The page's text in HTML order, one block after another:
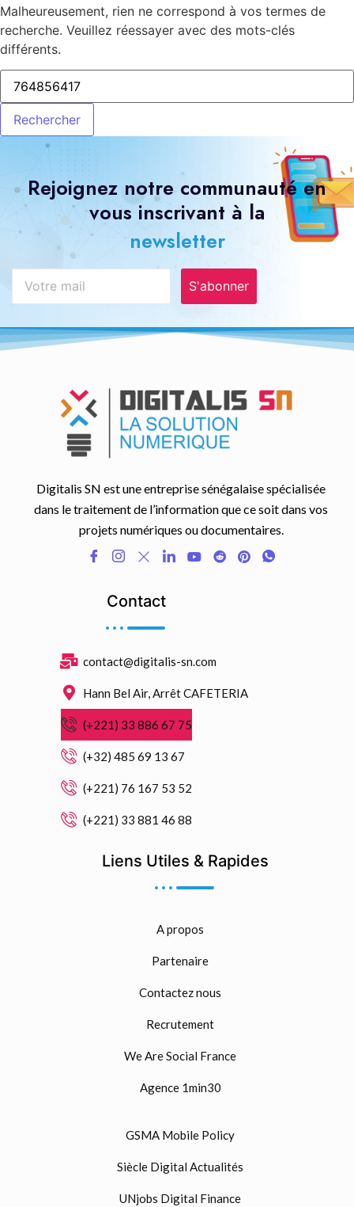
Malheureusement, rien ne correspond à vos termes de
recherche. Veuillez réessayer avec des mots-clés
différents.
Rejoignez notre communauté en
vous inscrivant à la
newsletter
S'abonner
Digitalis SN est une entreprise sénégalaise spécialisée
dans le traitement de l’information que ce soit dans vos
projets numériques ou documentaires.
Contact
contact@digitalis-sn.com
Hann Bel Air, Arrêt CAFETERIA
(+221) 33 886 67 75
(+32) 485 69 13 67
(+221) 76 167 53 52
(+221) 33 881 46 88
Liens Utiles & Rapides
A propos
Partenaire
Contactez nous
Recrutement
We Are Social France
Agence 1min30
GSMA Mobile Policy
Siècle Digital Actualités
UNjobs Digital Finance